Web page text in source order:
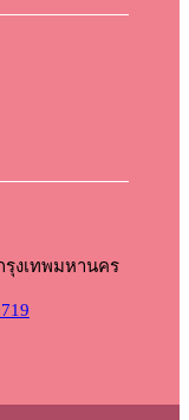
งเทพมหานคร